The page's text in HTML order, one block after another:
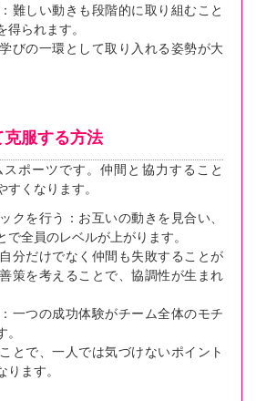
難しい動きも段階的に取り組むこと
得られます。
びの一環として取り入れる姿勢が大
服する方法
ポーツです。仲間と協力すること
すくなります。
クを行う：お互いの動きを見合い、
で全員のレベルが上がります。
分だけでなく仲間も失敗することが
策を考えることで、協調性が生まれ
一つの成功体験がチーム全体のモチ
とで、一人では気づけないポイント
ります。